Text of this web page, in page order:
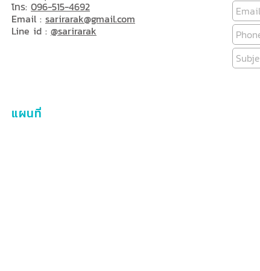
โทร: 096-515-4692
Email : sarirarak@gmail.com
Line id : @sarirarak
แผนที่